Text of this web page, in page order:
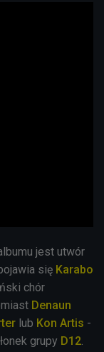
jest utwór
się Karabo
chór
Denaun
lub Kon Artis -
grupy D12